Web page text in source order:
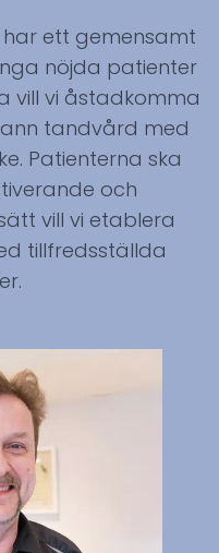
har ett gemensamt
nöjda patienter
vill vi åstadkomma
tandvård med
Patienterna ska
och
vill vi etablera
tillfredsställda